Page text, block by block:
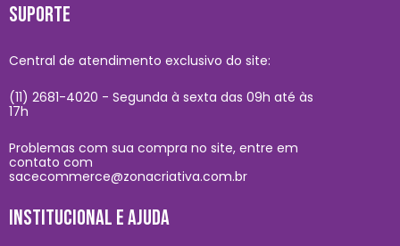
SUPORTE
Central de atendimento exclusivo do site:
(11) 2681-4020 - Segunda à sexta das 09h até às
17h
Problemas com sua compra no site, entre em
contato com
sacecommerce@zonacriativa.com.br
INSTITUCIONAL E AJUDA